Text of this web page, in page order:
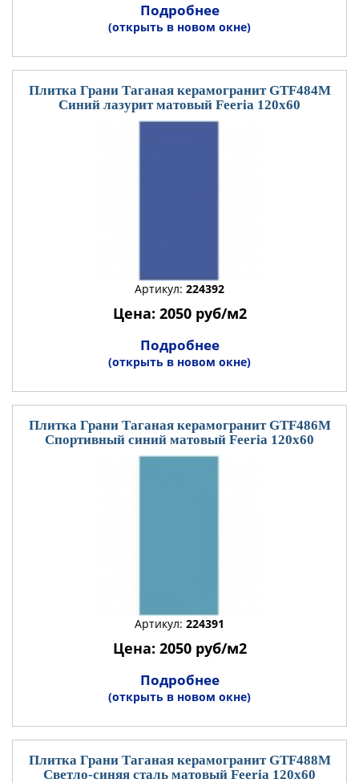
Подробнее
(открыть в новом окне)
Плитка Грани Таганая керамогранит GTF484М
Синий лазурит матовый Feeria 120x60
Артикул: 224392
Цена: 2050 руб/м2
Подробнее
(открыть в новом окне)
Плитка Грани Таганая керамогранит GTF486М
Спортивный синий матовый Feeria 120x60
Артикул: 224391
Цена: 2050 руб/м2
Подробнее
(открыть в новом окне)
Плитка Грани Таганая керамогранит GTF488М
Светло-синяя сталь матовый Feeria 120x60